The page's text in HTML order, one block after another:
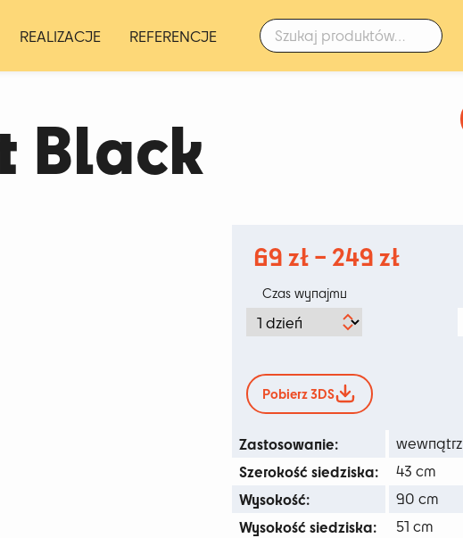
Szukaj:
REALIZACJE REFERENCJE
Black
69 zł– 249 złZakres
Czas wynajmu
Pobierz 3DS
Zastosowanie: wewnątrz
Szerokość siedziska: 43 cm
Wysokość: 90 cm
Wysokość siedziska: 51 cm